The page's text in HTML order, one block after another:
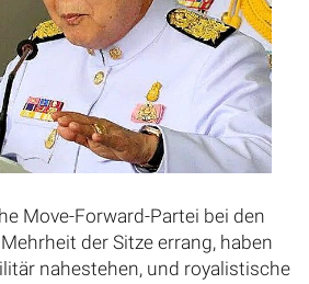
Move-Forward-Partei bei den
der Sitze errang, haben
nahestehen, und royalistische